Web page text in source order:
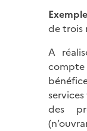
de trois
A
compte
des